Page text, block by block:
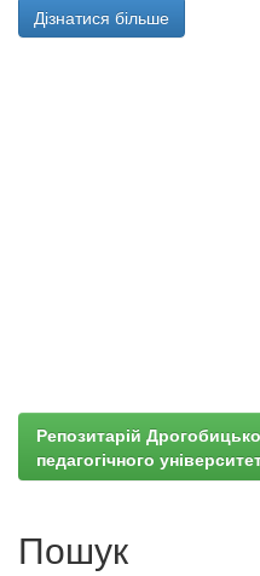
Дізнатися більше
Репозитарій
педагогічного
Пошук